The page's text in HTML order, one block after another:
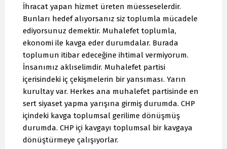
İhracat yapan hizmet üreten müesseselerdir.
Bunları hedef alıyorsanız siz toplumla mücadele
ediyorsunuz demektir. Muhalefet toplumla,
ekonomi ile kavga eder durumdalar. Burada
toplumun itibar edeceğine ihtimal vermiyorum.
İnsanımız aklıselimdir. Muhalefet partisi
içerisindeki iç çekişmelerin bir yansıması. Yarın
kurultay var. Herkes ana muhalefet partisinde en
sert siyaset yapma yarışına girmiş durumda. CHP
içindeki kavga toplumsal gerilime dönüşmüş
durumda. CHP içi kavgayı toplumsal bir kavgaya
dönüştürmeye çalışıyorlar.